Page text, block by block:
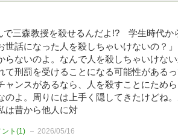
で三森教授を殺せるんだよ!? 学生時代か
世話になった人を殺しちゃいけないの？
ないのよ。なんで人を殺しちゃいけな
て刑罰を受けることになる可能性がある
ャンスがあるなら、人を殺すことにため
のよ。周りには上手く隠してきたけどね
は昔から他人に対
ント(1) 2026/05/16